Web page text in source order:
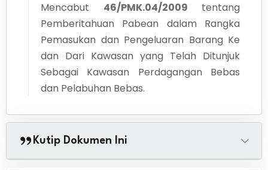
Mencabut
46/PMK.04/2009
tentang
Pemberitahuan Pabean dalam Rangka
Pemasukan dan Pengeluaran Barang Ke
dan Dari Kawasan yang Telah Ditunjuk
Sebagai Kawasan Perdagangan Bebas
dan Pelabuhan Bebas.
Kutip Dokumen Ini